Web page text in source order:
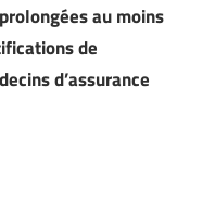
au moins
de
d’assurance